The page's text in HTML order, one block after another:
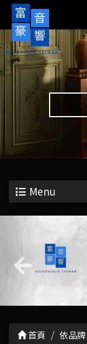
Menu
首頁 依品牌